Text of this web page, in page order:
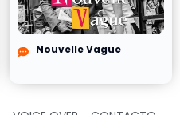
Nouvelle Vague